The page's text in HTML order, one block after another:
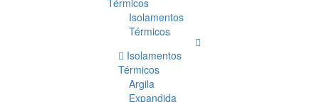
Térmicos
Isolamentos
Térmicos
Isolamentos
Térmicos
Argila
Expandida